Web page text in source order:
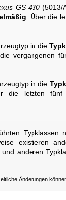
GS 430 (5013/
. Über die
in die
die vergangenen
in die
die letzten fünf
Typklassen
existieren
und anderen
Änderungen